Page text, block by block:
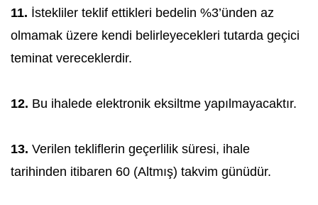
11. İstekliler teklif ettikleri bedelin %3’ünden az
olmamak üzere kendi belirleyecekleri tutarda geçici
teminat vereceklerdir.
12. Bu ihalede elektronik eksiltme yapılmayacaktır.
13. Verilen tekliflerin geçerlilik süresi, ihale
tarihinden itibaren 60 (Altmış) takvim günüdür.